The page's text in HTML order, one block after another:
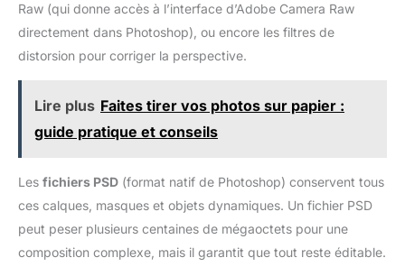
Raw (qui donne accès à l’interface d’Adobe Camera Raw
directement dans Photoshop), ou encore les filtres de
distorsion pour corriger la perspective.
Lire plus Faites tirer vos photos sur papier :
guide pratique et conseils
Les fichiers PSD (format natif de Photoshop) conservent tous
ces calques, masques et objets dynamiques. Un fichier PSD
peut peser plusieurs centaines de mégaoctets pour une
composition complexe, mais il garantit que tout reste éditable.